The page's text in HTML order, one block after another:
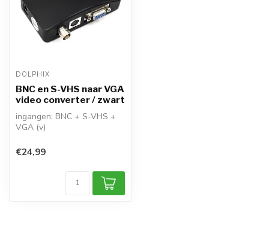
DOLPHIX
BNC en S-VHS naar VGA
video converter / zwart
ingangen: BNC + S-VHS +
VGA (v)
richting: BNC + S-VHS +
VGA > V...
€24,99